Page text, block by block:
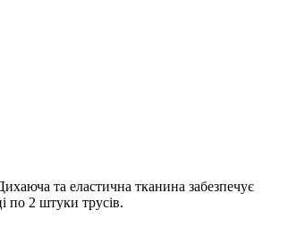
та еластична тканина забезпечує
по 2 штуки трусів.